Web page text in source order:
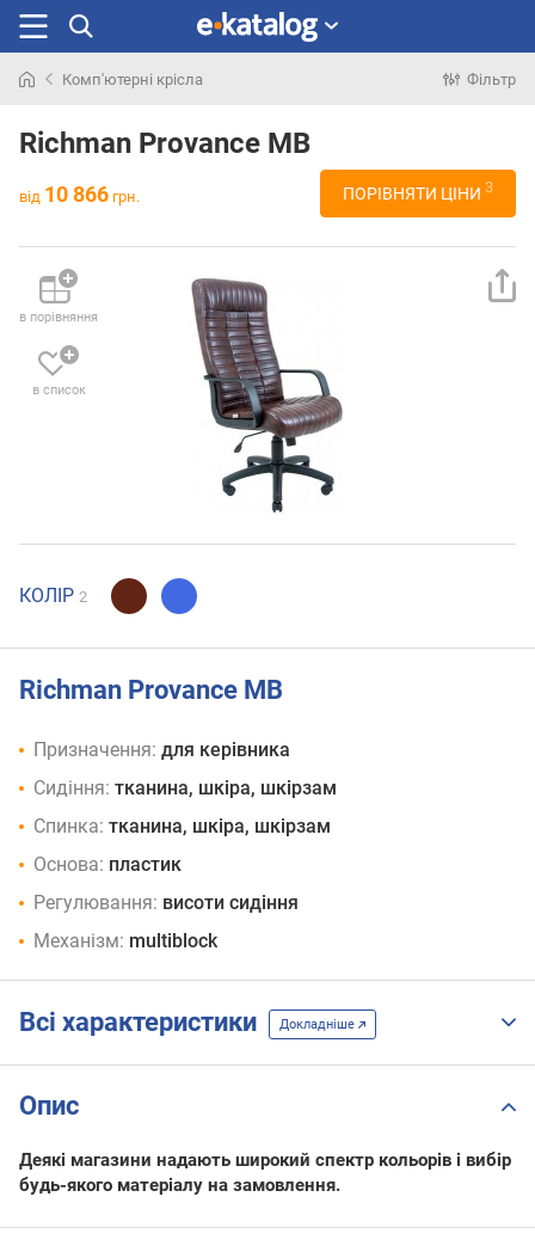
раніше
Комп'ютерні крісла Фільтр
Richman Provance MB
від 10 866 грн. ПОРІВНЯТИ ЦІНИ 3
в порівняння
в список
КОЛІР 2
Richman Provance MB
Призначення: для керівника
Сидіння: тканина, шкіра, шкірзам
Спинка: тканина, шкіра, шкірзам
Основа: пластик
Регулювання: висоти сидіння
Механізм: multiblock
Всі характеристики Докладніше
Опис
Деякі магазини надають широкий спектр кольорів і вибір
будь-якого матеріалу на замовлення.